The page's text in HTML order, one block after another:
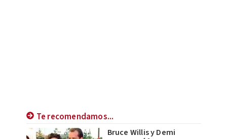
Te recomendamos...
Bruce Willis y Demi